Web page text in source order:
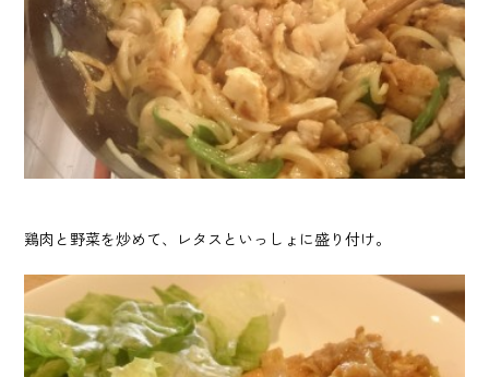
鶏肉と野菜を炒めて、レタスといっしょに盛り付け。